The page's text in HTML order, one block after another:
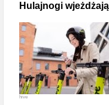
Hulajnogi
hive